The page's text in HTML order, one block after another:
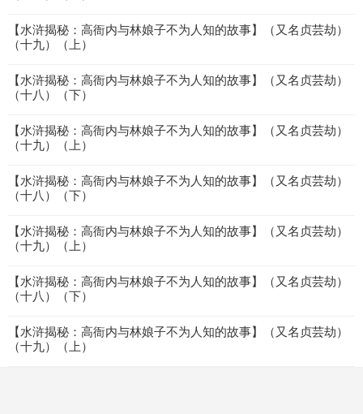
【水浒揭秘：高衙内与林娘子不为人知的故事】（又名贞芸劫）
（十九）（上）
【水浒揭秘：高衙内与林娘子不为人知的故事】（又名贞芸劫）
（十八）（下）
【水浒揭秘：高衙内与林娘子不为人知的故事】（又名贞芸劫）
（十九）（上）
【水浒揭秘：高衙内与林娘子不为人知的故事】（又名贞芸劫）
（十八）（下）
【水浒揭秘：高衙内与林娘子不为人知的故事】（又名贞芸劫）
（十九）（上）
【水浒揭秘：高衙内与林娘子不为人知的故事】（又名贞芸劫）
（十八）（下）
【水浒揭秘：高衙内与林娘子不为人知的故事】（又名贞芸劫）
（十九）（上）